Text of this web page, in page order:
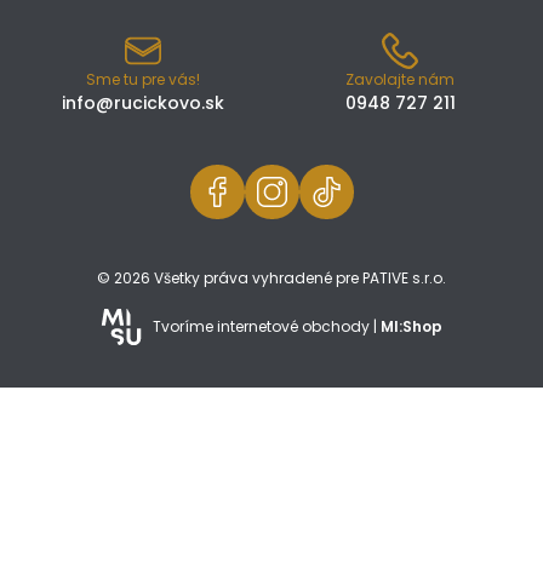
Sme tu pre vás!
info@rucickovo.sk
Zavolajte nám
0948 727 211
© 2026 Všetky práva vyhradené pre PATIVE s.r.o.
Tvoríme internetové obchody | MI:Shop